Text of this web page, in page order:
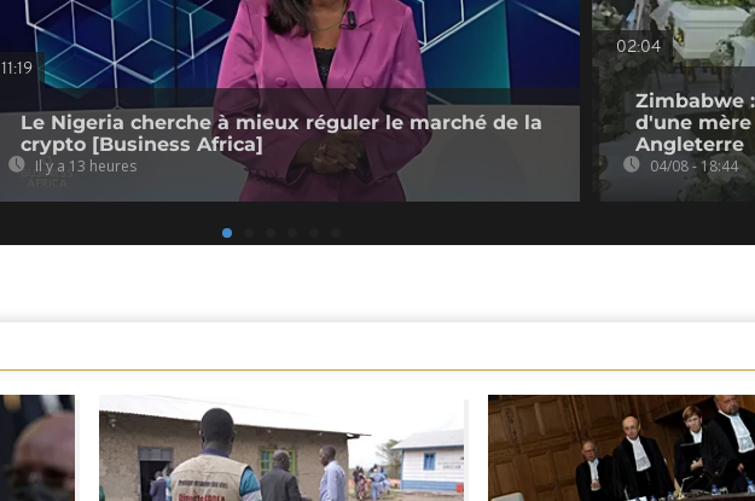
11:19
Le Nigeria cherche à mieux réguler le marché de la
crypto [Business Africa]
Il y a 13 heures
02:04
Zimbabwe
d'une mère
Angleterre
04/08 - 18:44